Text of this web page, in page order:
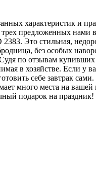
характеристик и
предложенных нами
Это стильная,
без особых
по отзывам
в хозяйстве. Если у
себе завтрак
много места на
подарок на праздник!